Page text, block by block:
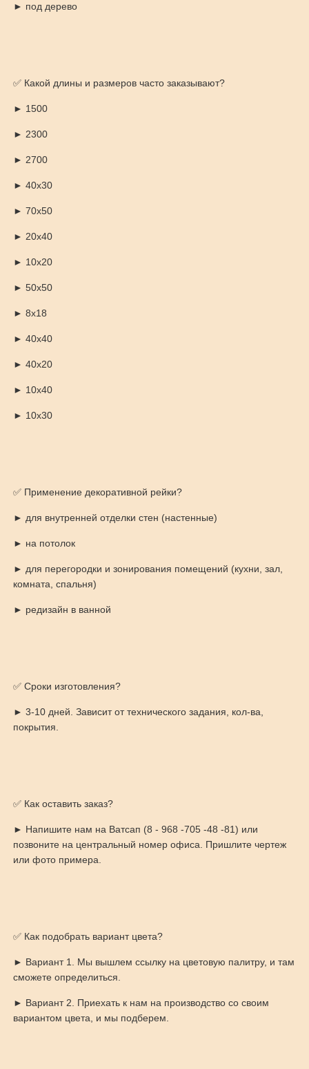
► под дерево
✅ Какой длины и размеров часто заказывают?
► 1500
► 2300
► 2700
► 40х30
► 70х50
► 20х40
► 10х20
► 50х50
► 8х18
► 40х40
► 40х20
► 10х40
► 10х30
✅ Применение декоративной рейки?
► для внутренней отделки стен (настенные)
► на потолок
► для перегородки и зонирования помещений (кухни, зал,
комната, спальня)
► редизайн в ванной
✅ Сроки изготовления?
► 3-10 дней. Зависит от технического задания, кол-ва,
покрытия.
✅ Как оставить заказ?
► Напишите нам на Ватсап (8 - 968 -705 -48 -81) или
позвоните на центральный номер офиса. Пришлите чертеж
или фото примера.
✅ Как подобрать вариант цвета?
► Вариант 1. Мы вышлем ссылку на цветовую палитру, и там
сможете определиться.
► Вариант 2. Приехать к нам на производство со своим
вариантом цвета, и мы подберем.